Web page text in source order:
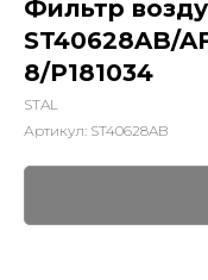
Фильтр
ST40628AB/
8/P181034
STAL
Артикул: ST40628AB